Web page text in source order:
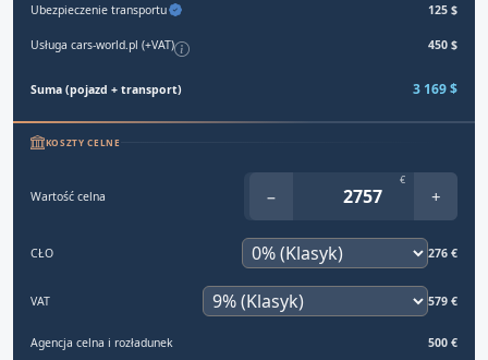
Ubezpieczenie transportu 125 $
Usługa cars-world.pl (+VAT) 450 $
Suma (pojazd + transport) 3 169 $
KOSZTY CELNE
Wartość celna −
€
+
CŁO 276 €
VAT 579 €
Agencja celna i rozładunek 500 €